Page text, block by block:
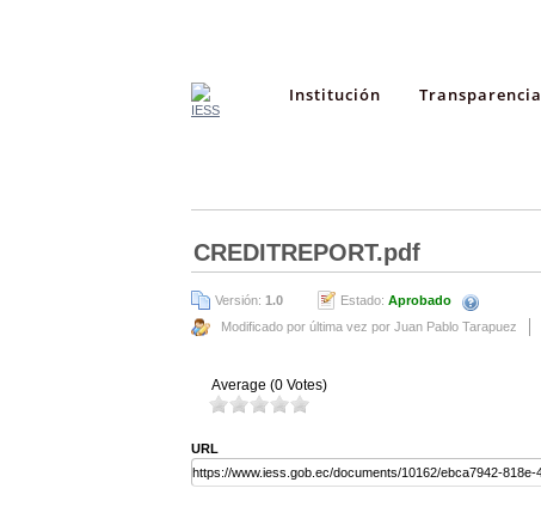
Institución Transparencia
CREDITREPORT.pdf
Versión: 1.0 Estado: Aprobado
Modificado por última vez por Juan Pablo Tarapuez
Average (0 Votes)
URL